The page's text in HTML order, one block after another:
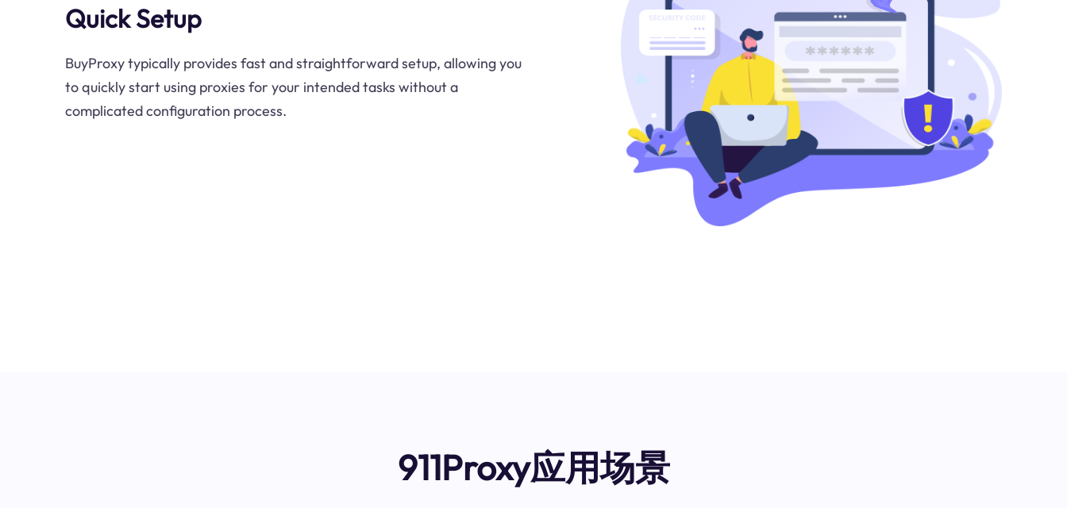
Quick Setup
BuyProxy typically provides fast and straightforward setup, allowing you
to quickly start using proxies for your intended tasks without a
complicated configuration process.
911Proxy应用场景